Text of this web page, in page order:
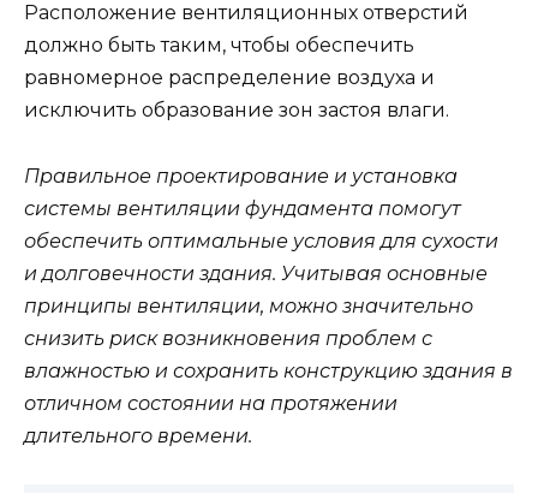
Расположение вентиляционных отверстий
должно быть таким, чтобы обеспечить
равномерное распределение воздуха и
исключить образование зон застоя влаги.
Правильное проектирование и установка
системы вентиляции фундамента помогут
обеспечить оптимальные условия для сухости
и долговечности здания. Учитывая основные
принципы вентиляции, можно значительно
снизить риск возникновения проблем с
влажностью и сохранить конструкцию здания в
отличном состоянии на протяжении
длительного времени.